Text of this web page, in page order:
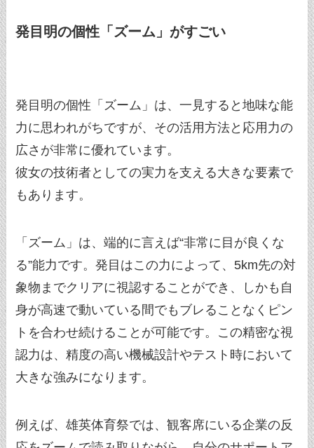
発目明の個性「ズーム」がすごい
発目明の個性「ズーム」は、一見すると地味な能
力に思われがちですが、その活用方法と応用力の
広さが非常に優れています。
彼女の技術者としての実力を支える大きな要素で
もあります。
「ズーム」は、端的に言えば“非常に目が良くな
る”能力です。発目はこの力によって、5km先の対
象物までクリアに視認することができ、しかも自
身が高速で動いている間でもブレることなくピン
トを合わせ続けることが可能です。この精密な視
認力は、精度の高い機械設計やテスト時において
大きな強みになります。
例えば、雄英体育祭では、観客席にいる企業の反